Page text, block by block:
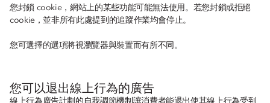
您封鎖 cookie，網站上的某些功能可能無法使用。若您封鎖或拒絕
cookie，並非所有此處提到的追蹤作業均會停止。
您可選擇的選項將視瀏覽器與裝置而有所不同。
您可以退出線上行為的廣告
線上行為廣告計劃的自我調節機制讓消費者能退出使其線上行為受到